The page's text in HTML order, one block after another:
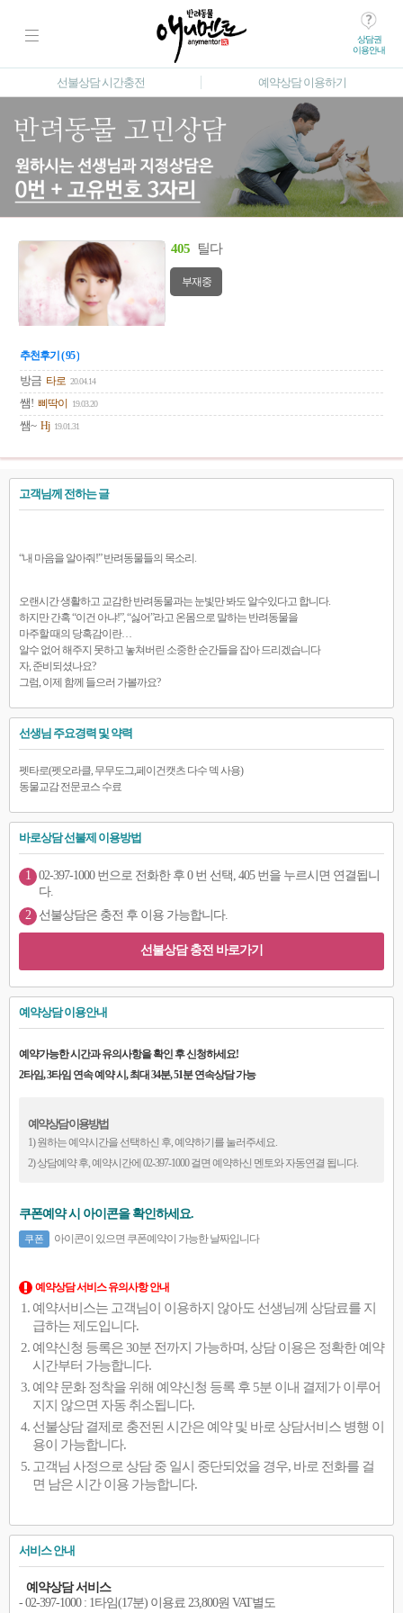
상담권
이용안내
선불상담 시간충전 예약상담 이용하기
405 틸다
부재중
추천후기 ( 95 )
방금 타로 20.04.14
쌤! 삐딱이 19.03.20
쌤~ Hj 19.01.31
고객님께 전하는 글
“내 마음을 알아줘!” 반려동물들의 목소리.
오랜시간 생활하고 교감한 반려동물과는 눈빛만 봐도 알수있다고 합니다.
하지만 간혹 “이건 아냐!”, “싫어”라고 온몸으로 말하는 반려동물을
마주할 때의 당혹감이란…
알수 없어 해주지 못하고 놓쳐버린 소중한 순간들을 잡아 드리겠습니다
자, 준비되셨나요?
그럼, 이제 함께 들으러 가볼까요?
선생님 주요경력 및 약력
펫타로(펫오라클, 무무도그,페이건캣츠 다수 덱 사용)
동물교감 전문코스 수료
바로상담 선불제 이용방법
1 02-397-1000 번으로 전화한 후 0 번 선택, 405 번을 누르시면 연결됩니
다.
2
선불상담은 충전 후 이용 가능합니다.
선불상담 충전 바로가기
예약상담 이용안내
예약가능한 시간과 유의사항을 확인 후 신청하세요!
2타임, 3타임 연속 예약 시, 최대 34분, 51분 연속상담 가능
예약상담 이용방법
1) 원하는 예약시간을 선택하신 후, 예약하기를 눌러주세요.
2) 상담예약 후, 예약시간에 02-397-1000 걸면 예약하신 멘토와 자동연결 됩니다.
쿠폰예약 시 아이콘을 확인하세요.
쿠폰 아이콘이 있으면 쿠폰예약이 가능한 날짜입니다
예약상담 서비스 유의사항 안내
예약서비스는 고객님이 이용하지 않아도 선생님께 상담료를 지
급하는 제도입니다.
예약신청 등록은 30분 전까지 가능하며, 상담 이용은 정확한 예약
시간부터 가능합니다.
예약 문화 정착을 위해 예약신청 등록 후 5분 이내 결제가 이루어
지지 않으면 자동 취소됩니다.
선불상담 결제로 충전된 시간은 예약 및 바로 상담서비스 병행 이
용이 가능합니다.
고객님 사정으로 상담 중 일시 중단되었을 경우, 바로 전화를 걸
면 남은 시간 이용 가능합니다.
서비스 안내
예약상담 서비스
- 02-397-1000 : 1타임(17분) 이용료 23,800원 VAT별도